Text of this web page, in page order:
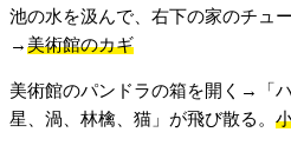
池の水を汲んで、右下の家のチュ
→美術館のカギ
美術館のパンドラの箱を開く→「
星、渦、林檎、猫」が飛び散る。